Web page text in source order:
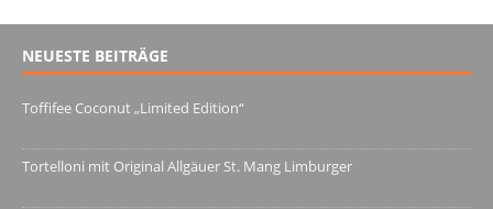
NEUESTE BEITRÄGE
Toffifee Coconut „Limited Edition“
Tortelloni mit Original Allgäuer St. Mang Limburger